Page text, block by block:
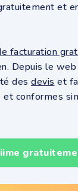
et
facturation
Depuis le
des devis et
et conformes